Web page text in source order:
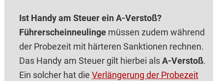
Ist Handy am Steuer ein A-Verstoß?
Führerscheinneulingemüssen zudem während
der Probezeit mit härteren Sanktionen rechnen.
Das Handy am Steuer gilt hierbei alsA-Verstoß.
Ein solcher hat die Verlängerung der Probezeit